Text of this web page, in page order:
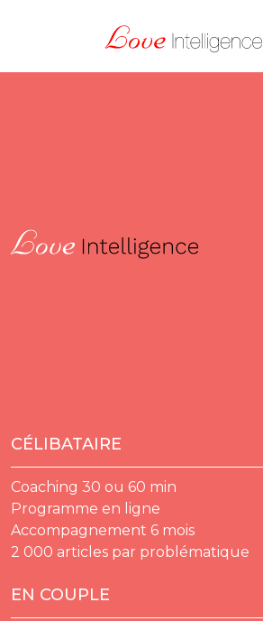
CÉLIBATAIRE
Coaching 30 ou 60 min
Programme en ligne
Accompagnement 6 mois
2 000 articles par problématique
EN COUPLE